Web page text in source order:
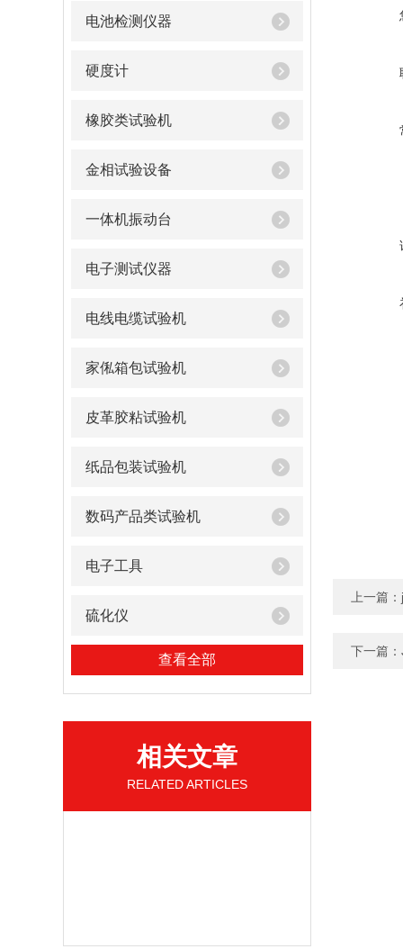
电池检测仪器
硬度计
橡胶类试验机
金相试验设备
一体机振动台
电子测试仪器
电线电缆试验机
家俬箱包试验机
皮革胶粘试验机
纸品包装试验机
数码产品类试验机
电子工具
硫化仪
查看全部
相关文章
RELATED ARTICLES
上一篇：
下一篇：